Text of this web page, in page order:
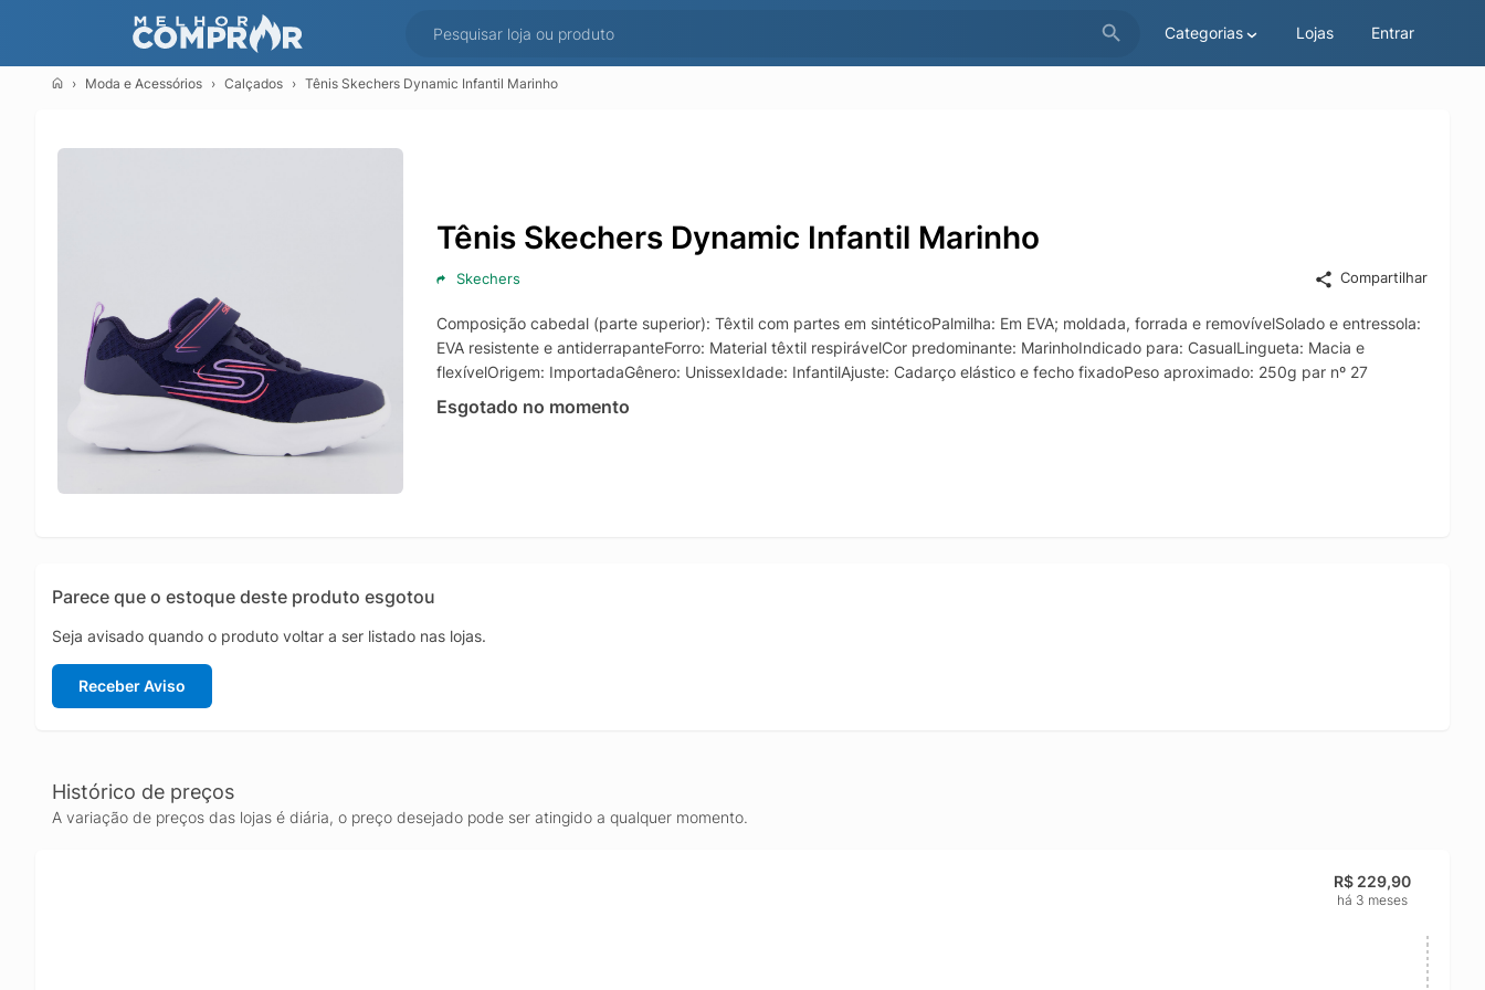
Categorias Lojas Entrar
Moda e Acessórios Calçados Tênis Skechers Dynamic Infantil Marinho
Tênis Skechers Dynamic Infantil Marinho
Skechers Compartilhar
Composição cabedal (parte superior): Têxtil com partes em sintéticoPalmilha: Em EVA; moldada, forrada e removívelSolado e entressola:
EVA resistente e antiderrapanteForro: Material têxtil respirávelCor predominante: MarinhoIndicado para: CasualLingueta: Macia e
flexívelOrigem: ImportadaGênero: UnissexIdade: InfantilAjuste: Cadarço elástico e fecho fixadoPeso aproximado: 250g par nº 27
Esgotado no momento
Parece que o estoque deste produto esgotou
Seja avisado quando o produto voltar a ser listado nas lojas.
Receber Aviso
Histórico de preços
A variação de preços das lojas é diária, o preço desejado pode ser atingido a qualquer momento.
R$ 229,90
há 3 meses